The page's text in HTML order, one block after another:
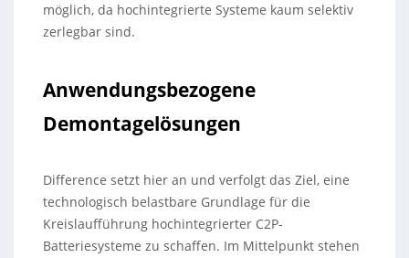
möglich, da hochintegrierte Systeme kaum selektiv
zerlegbar sind.
Anwendungsbezogene
Demontagelösungen
Difference setzt hier an und verfolgt das Ziel, eine
technologisch belastbare Grundlage für die
Kreislaufführung hochintegrierter C2P-
Batteriesysteme zu schaffen. Im Mittelpunkt stehen